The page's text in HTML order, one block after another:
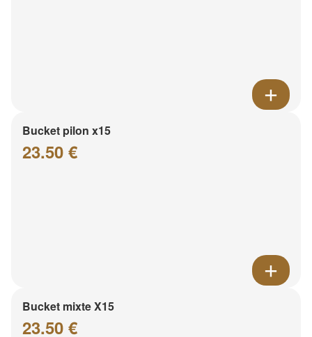
Bucket pilon x15
23.50 €
Bucket mixte X15
23.50 €